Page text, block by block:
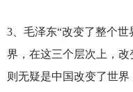
3、毛泽东“改变了整个
界，在这三个层次上，
则无疑是中国改变了世